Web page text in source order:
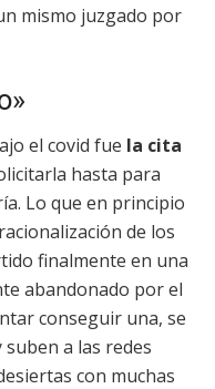
mismo juzgado por
el covid fue la cita
hasta para
Lo que en principio
de los
finalmente en una
abandonado por el
conseguir una, se
a las redes
con muchas